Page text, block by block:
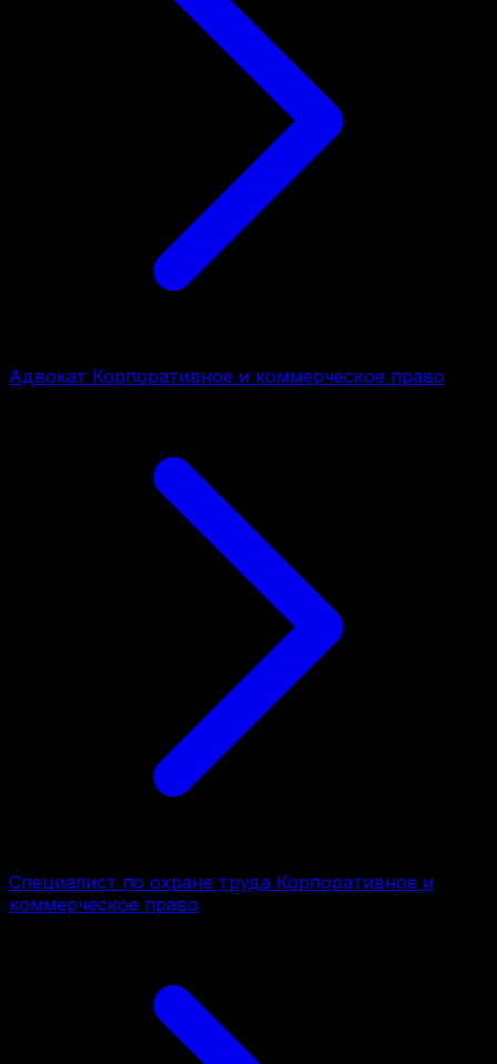
Адвокат Корпоративное и коммерческое право
Специалист по охране труда Корпоративное и
коммерческое право